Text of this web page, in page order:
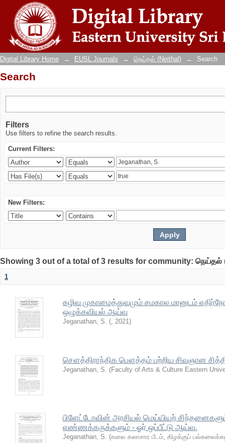
Search
Digital Library Home → EUSL Journals → நெய்தல் (Neithal) → Search
Search
Filters
Use filters to refine the search results.
Current Filters:
New Filters:
Showing 3 out of a total of 3 results for community: நெய்தல்
1
கழிவு முகாமைத்துவமும் சமகால மானுடம்
ஒழுக்கவியல் ஆய்வு
Jeganathan, S. (, 2021)
சௌத்திராந்திக பௌத்தம் பற்றிய சிவஞான
Jeganathan, S. (Faculty of Arts & Culture Eastern
பிளேட்டோவின் அரசியல் மெய்யியற்
எண்ணக்கருக்களும் - ஓர் ஒப்பீட்டு ஆய்வு.
Jeganathan, S. (கலை கலாசார பீடம், கிழக்குப்